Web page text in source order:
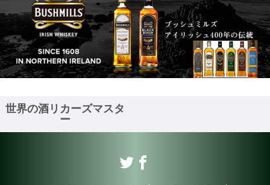
世界の酒リカーズマスタ
ー